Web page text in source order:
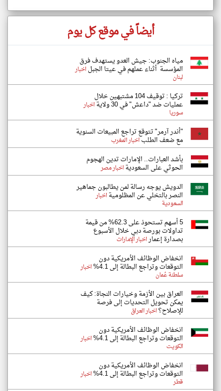
أيضاً في موقع كل يوم
مياه الجنوب: جيش العدو يستهدف فرق
المؤسسة أثناء عملهم في عيتا الجبلاخبار
لبنان
تركيا : توقيف 104 مشتبهين خلال
عمليات ضد "داعش" في 30 ولاية اخبار
سوريا
"أندر آرمر" تتوقع تراجع المبيعات السنوية
مع ضعف الطلباخبار المغرب
بأشد العبارات.. الإمارات تدين الهجوم
الحوثي على السعوديةاخبار مصر
الدويش يوجه رسالة لمن يطالبون جماهير
النصر بالتخلي عن المظلوميةاخبار
السعودية
5 أسهم تستحوذ على 62.3% من قيمة
تداولات بورصة دبي خلال الأسبوع
بصدارة إعماراخبار الإمارات
انخفاض الوظائف الأمريكية دون
التوقعات وتراجع البطالة إلى 4.1% اخبار
سلطنة عُمان
العراق بين الأزمة وخيارات النجاة: كيف
يمكن تحويل التحديات إلى فرصة
للإصلاح؟اخبار العراق
انخفاض الوظائف الأمريكية دون
التوقعات وتراجع البطالة إلى 4.1% اخبار
الكويت
انخفاض الوظائف الأمريكية دون
التوقعات وتراجع البطالة إلى 4.1% اخبار
قطر